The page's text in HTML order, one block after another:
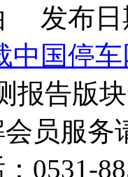
发布日
中国停车
报告版
员服务
0531-